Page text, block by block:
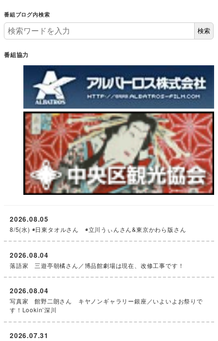
番組ブログ内検索
検索
番組協力
8/5(水) ◉日東タオルさん ◉立川うぃんさん&東京かわら版さん
2026.08.05
落語家 三遊亭朝橘さん／博品館劇場は現在、改修工事です！
2026.08.04
写真家 館野二朗さん キヤノンギャラリー銀座／いよいよお祭りで
す！Lookin’深川
2026.08.04
2026.07.31